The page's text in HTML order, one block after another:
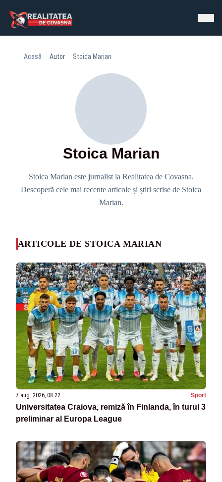
Acasă Autor Stoica Marian
Stoica Marian
Stoica Marian este jurnalist la Realitatea de Covasna.
Descoperă cele mai recente articole și știri scrise de Stoica
Marian.
ARTICOLE DE STOICA MARIAN
7 aug. 2026, 08:22 Sport
Universitatea Craiova, remiză în Finlanda, în turul 3
preliminar al Europa League